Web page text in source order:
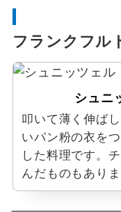
フランクフル
シュニ
叩いて薄く伸ば
いパン粉の衣を
した料理です。
んだものもありま